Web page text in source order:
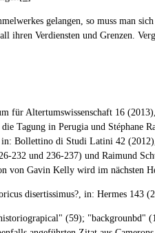
gelangen, so muss man
ihren Verdiensten und Grenzen.
für Altertumswissenschaft 16
Tagung in Perugia und Stéphane
Bollettino di Studi Latini 42
232 und 236-237) und Raimund
von Gavin Kelly wird im nächsten
disertissimus?, in: Hermes 143
(59);